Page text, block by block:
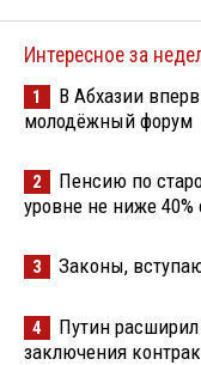
Интересное за
1
В Абхазии
молодёжный форум
2
Пенсию по
уровне не ниже 40%
3 Законы,
4
Путин
заключения